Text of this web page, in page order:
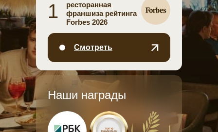
Наши награды
Смотреть
1
ресторанная
франшиза рейтинга
Forbes 2026